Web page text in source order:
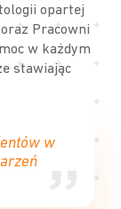
opartej
Pracowni
w każdym
stawiając
w